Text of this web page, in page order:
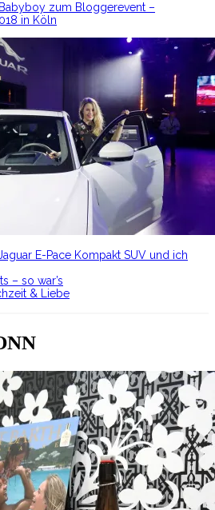
zum Bloggerevent –
in Köln
E-Pace Kompakt SUV und ich
– so war’s
& Liebe